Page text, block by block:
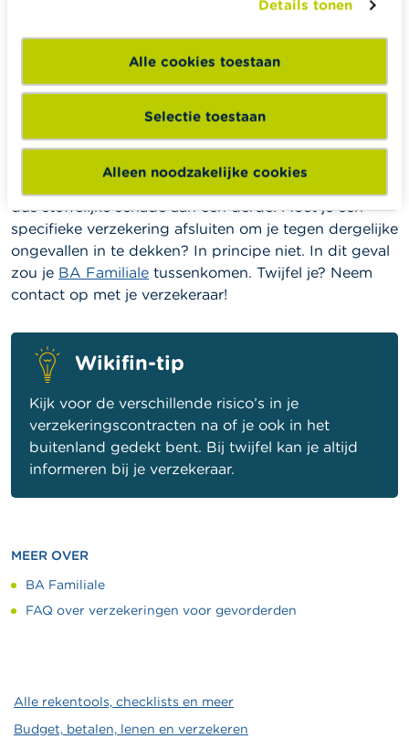
Details tonen
Alle cookies toestaan
Selectie toestaan
Alleen noodzakelijke cookies
" af te sluiten.Die dekt
zitten in het verzekeringspakket dat je via je
kredietkaart wordt aangeboden.
Schade aan derden
Stel: je rijdt met je fiets tegen een auto en veroorzaakt
dus stoffelijke schade aan een derde. Moet je een
specifieke verzekering afsluiten om je tegen dergelijke
ongevallen in te dekken? In principe niet. In dit geval
zou je BA Familiale tussenkomen. Twijfel je? Neem
contact op met je verzekeraar!
Wikifin-tip
Kijk voor de verschillende risico’s in je
verzekeringscontracten na of je ook in het
buitenland gedekt bent. Bij twijfel kan je altijd
informeren bij je verzekeraar.
MEER OVER
BA Familiale
FAQ over verzekeringen voor gevorderden
Alle rekentools, checklists en meer
Budget, betalen, lenen en verzekeren